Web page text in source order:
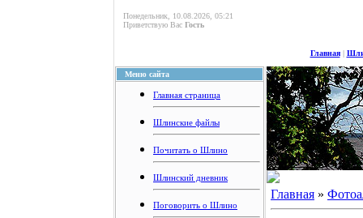
Понедельник, 10.08.2026, 05:21
Приветствую Вас Гость
Главная|
Меню сайта
Главная страница
Шлинские файлы
Почитать о Шлино
Шлинский дневник
Поговорить о Шлино
Главная »